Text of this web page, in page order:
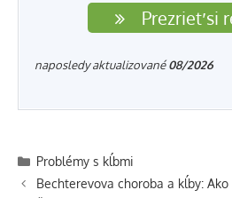
Prezrieť si
naposledy aktualizované 08/2026
Kategórie
Problémy s kĺbmi
Navigácia
Bechterevova choroba a kĺby: Ako